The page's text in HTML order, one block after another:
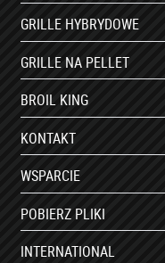
GRILLE HYBRYDOWE
GRILLE NA PELLET
BROIL KING
KONTAKT
WSPARCIE
POBIERZ PLIKI
INTERNATIONAL